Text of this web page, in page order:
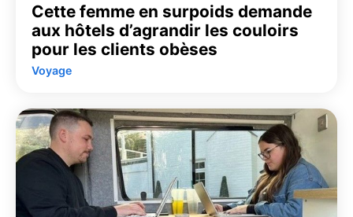
Cette femme en surpoids demande
aux hôtels d’agrandir les couloirs
pour les clients obèses
Voyage